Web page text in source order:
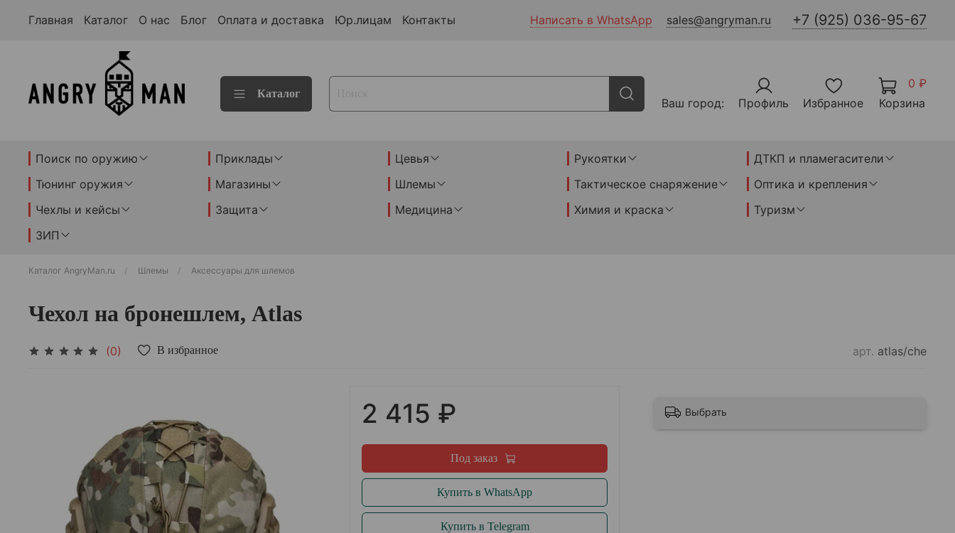
Главная Каталог О нас Блог Оплата и доставка Юр.лицам Контакты Написать в WhatsApp sales@angryman.ru +7 (925) 036-95-67
Каталог
Ваш город: Профиль Избранное
0 ₽
Корзина
Поиск по оружию Приклады Цевья Рукоятки
ДТКП и пламегасители
Тюнинг оружия
Магазины Шлемы Тактическое снаряжение
Оптика и крепления
Чехлы и кейсы
Защита Медицина Химия и краска
Туризм
ЗИП
Каталог AngryMan.ru Шлемы Аксессуары для шлемов
Чехол на бронешлем, Atlas
(0) В избранное арт. atlas/che
2 415 ₽
Под заказ
Купить в WhatsApp
Купить в Telegram
Выбрать